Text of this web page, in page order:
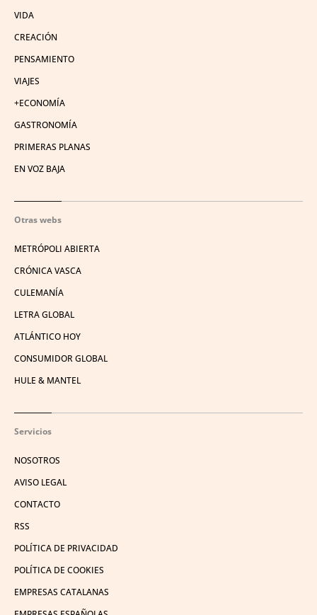
VIDA
CREACIÓN
PENSAMIENTO
VIAJES
+ECONOMÍA
GASTRONOMÍA
PRIMERAS PLANAS
EN VOZ BAJA
Otras webs
METRÓPOLI ABIERTA
CRÓNICA VASCA
CULEMANÍA
LETRA GLOBAL
ATLÁNTICO HOY
CONSUMIDOR GLOBAL
HULE & MANTEL
Servicios
NOSOTROS
AVISO LEGAL
CONTACTO
RSS
POLÍTICA DE PRIVACIDAD
POLÍTICA DE COOKIES
EMPRESAS CATALANAS